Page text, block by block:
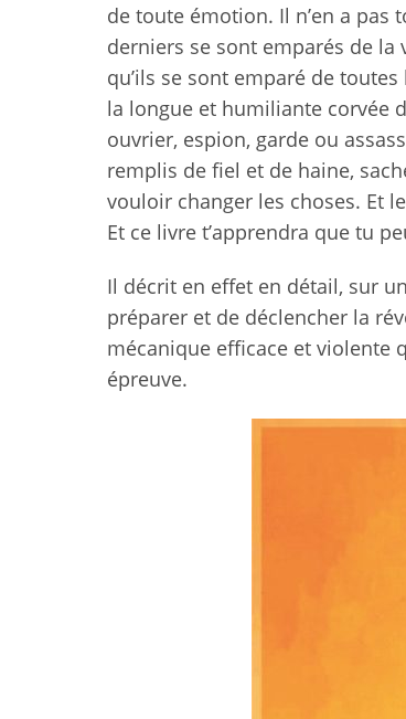
de toute émotion. Il n’en a pas
derniers se sont emparés de la
qu’ils se sont emparé de
la longue et humiliante corvée
ouvrier, espion, garde ou
remplis de fiel et de haine,
vouloir changer les choses. Et
Et ce livre t’apprendra que tu
Il décrit en effet en détail, sur
préparer et de déclencher la
mécanique efficace et violente
épreuve.